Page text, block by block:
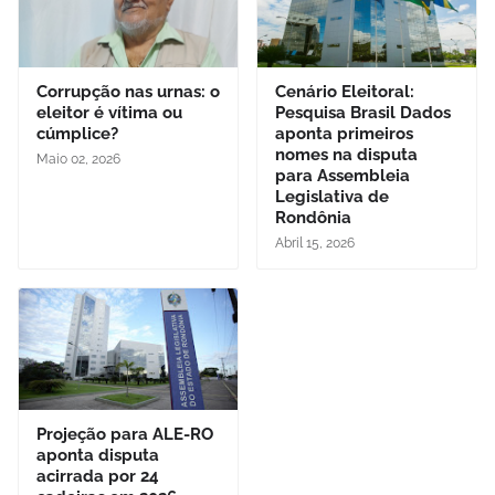
Corrupção nas urnas: o
eleitor é vítima ou
cúmplice?
Maio 02, 2026
Cenário Eleitoral:
Pesquisa Brasil Dados
aponta primeiros
nomes na disputa
para Assembleia
Legislativa de
Rondônia
Abril 15, 2026
Projeção para ALE-RO
aponta disputa
acirrada por 24